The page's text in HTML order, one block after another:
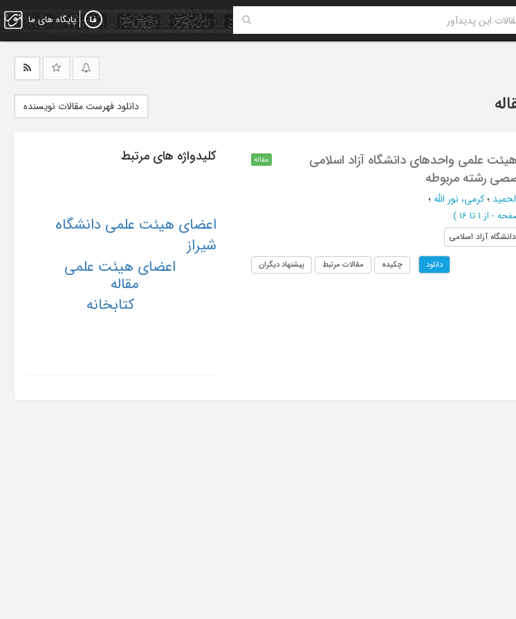
پایگاه های ما
دانلود فهرست مقالات نویسنده
علمی واحدهای دانشگاه آزاد اسلامی
رشته مربوطه
مقاله
؛کرمی، نور الله ؛
از 1 تا 16 )
آزاد اسلامی
دانلود چکیده مقالات مرتبط پیشنهاد دیگران
کلیدواژه های مرتبط
اعضای هیئت علمی
اعضای هیئت علمی دانشگاه
شیراز
مقاله
کتابخانه